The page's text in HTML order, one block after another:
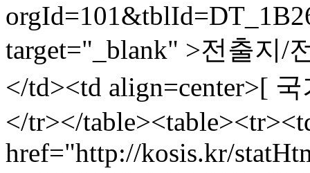
target="_blank" >전출지/
</td><td align=center>[
</tr></
href="http://kosis.kr/